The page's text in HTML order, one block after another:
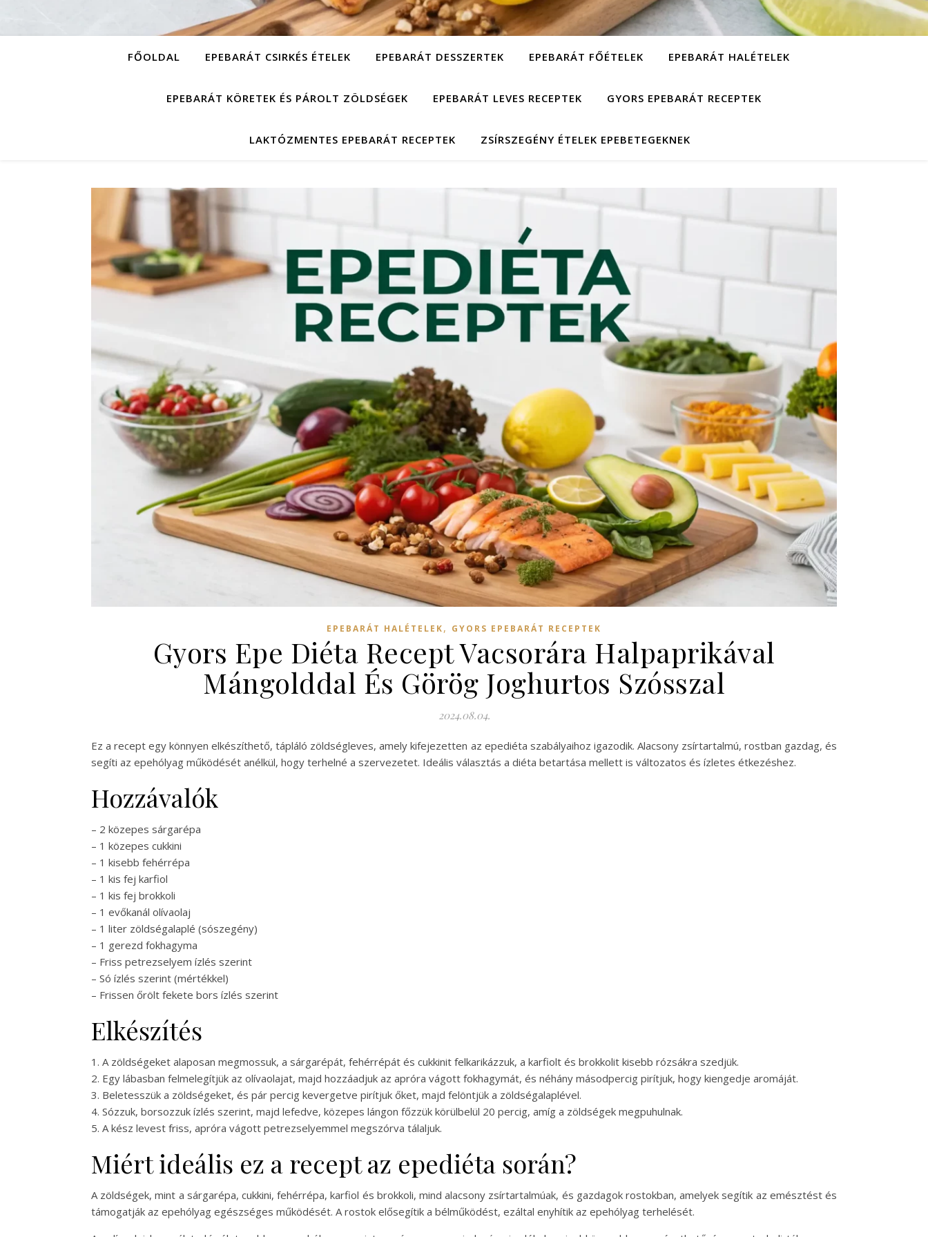
FŐOLDAL EPEBARÁT CSIRKÉS ÉTELEK EPEBARÁT DESSZERTEK EPEBARÁT FŐÉTELEK EPEBARÁT HALÉTELEK
EPEBARÁT KÖRETEK ÉS PÁROLT ZÖLDSÉGEK EPEBARÁT LEVES RECEPTEK GYORS EPEBARÁT RECEPTEK
LAKTÓZMENTES EPEBARÁT RECEPTEK ZSÍRSZEGÉNY ÉTELEK EPEBETEGEKNEK
EPEBARÁT HALÉTELEK, GYORS EPEBARÁT RECEPTEK
Gyors Epe Diéta Recept Vacsorára Halpaprikával
Mángolddal És Görög Joghurtos Szósszal
2024.08.04.
Ez a recept egy könnyen elkészíthető, tápláló zöldségleves, amely kifejezetten az epediéta szabályaihoz igazodik. Alacsony zsírtartalmú, rostban gazdag, és
segíti az epehólyag működését anélkül, hogy terhelné a szervezetet. Ideális választás a diéta betartása mellett is változatos és ízletes étkezéshez.
Hozzávalók
– 2 közepes sárgarépa
– 1 közepes cukkini
– 1 kisebb fehérrépa
– 1 kis fej karfiol
– 1 kis fej brokkoli
– 1 evőkanál olívaolaj
– 1 liter zöldségalaplé (sószegény)
– 1 gerezd fokhagyma
– Friss petrezselyem ízlés szerint
– Só ízlés szerint (mértékkel)
– Frissen őrölt fekete bors ízlés szerint
Elkészítés
1. A zöldségeket alaposan megmossuk, a sárgarépát, fehérrépát és cukkinit felkarikázzuk, a karfiolt és brokkolit kisebb rózsákra szedjük.
2. Egy lábasban felmelegítjük az olívaolajat, majd hozzáadjuk az apróra vágott fokhagymát, és néhány másodpercig pirítjuk, hogy kiengedje aromáját.
3. Beletesszük a zöldségeket, és pár percig kevergetve pirítjuk őket, majd felöntjük a zöldségalaplével.
4. Sózzuk, borsozzuk ízlés szerint, majd lefedve, közepes lángon főzzük körülbelül 20 percig, amíg a zöldségek megpuhulnak.
5. A kész levest friss, apróra vágott petrezselyemmel megszórva tálaljuk.
Miért ideális ez a recept az epediéta során?
A zöldségek, mint a sárgarépa, cukkini, fehérrépa, karfiol és brokkoli, mind alacsony zsírtartalmúak, és gazdagok rostokban, amelyek segítik az emésztést és
támogatják az epehólyag egészséges működését. A rostok elősegítik a bélműködést, ezáltal enyhítik az epehólyag terhelését.